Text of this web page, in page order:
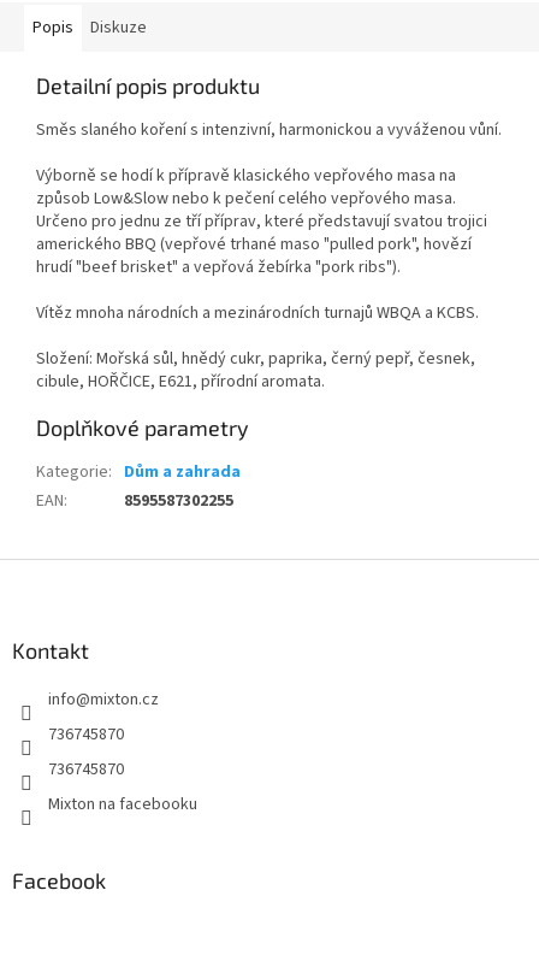
Popis Diskuze
Detailní popis produktu
Směs slaného koření s intenzivní, harmonickou a vyváženou vůní.
Výborně se hodí k přípravě klasického vepřového masa na
způsob Low&Slow nebo k pečení celého vepřového masa.
Určeno pro jednu ze tří příprav, které představují svatou trojici
amerického BBQ (vepřové trhané maso "pulled pork", hovězí
hrudí "beef brisket" a vepřová žebírka "pork ribs").
Vítěz mnoha národních a mezinárodních turnajů WBQA a KCBS.
Složení: Mořská sůl, hnědý cukr, paprika, černý pepř, česnek,
cibule, HOŘČICE, E621, přírodní aromata.
Doplňkové parametry
Kategorie: Dům a zahrada
EAN: 8595587302255
Kontakt
info@mixton.cz
736745870
736745870
Mixton na facebooku
Facebook